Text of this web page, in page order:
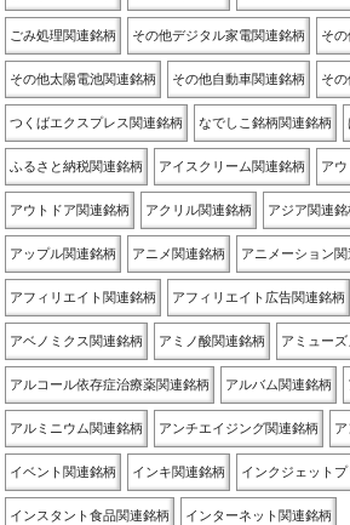
ごみ処理関連銘柄 その他デジタル家電関連銘柄 そ
その他太陽電池関連銘柄 その他自動車関連銘柄 そ
つくばエクスプレス関連銘柄 なでしこ銘柄関連銘柄
ふるさと納税関連銘柄 アイスクリーム関連銘柄 ア
アウトドア関連銘柄 アクリル関連銘柄 アジア関連銘
アップル関連銘柄 アニメ関連銘柄 アニメーション
アフィリエイト関連銘柄 アフィリエイト広告関連銘柄
アベノミクス関連銘柄 アミノ酸関連銘柄 アミュー
アルコール依存症治療薬関連銘柄 アルバム関連銘柄
アルミニウム関連銘柄 アンチエイジング関連銘柄
イベント関連銘柄 インキ関連銘柄 インクジェット
インスタント食品関連銘柄 インターネット関連銘柄